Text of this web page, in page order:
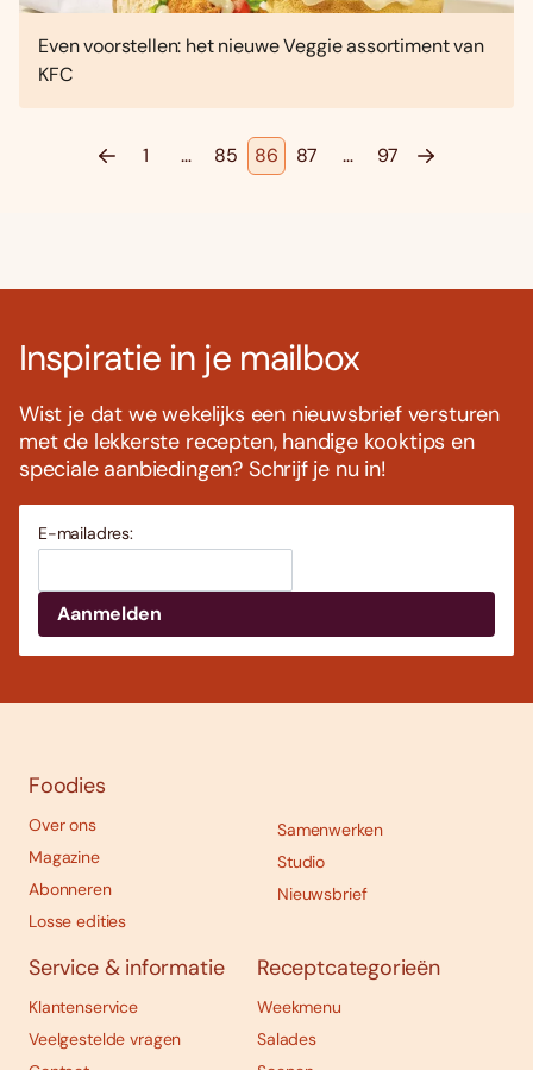
Even voorstellen: het nieuwe Veggie assortiment van
KFC
1 … 85 86 87 … 97
Inspiratie in je mailbox
Wist je dat we wekelijks een nieuwsbrief versturen
met de lekkerste recepten, handige kooktips en
speciale aanbiedingen? Schrijf je nu in!
E-mailadres:
Foodies
Over ons
Magazine
Abonneren
Losse edities
Samenwerken
Studio
Nieuwsbrief
Service & informatie
Klantenservice
Veelgestelde vragen
Receptcategorieën
Weekmenu
Salades